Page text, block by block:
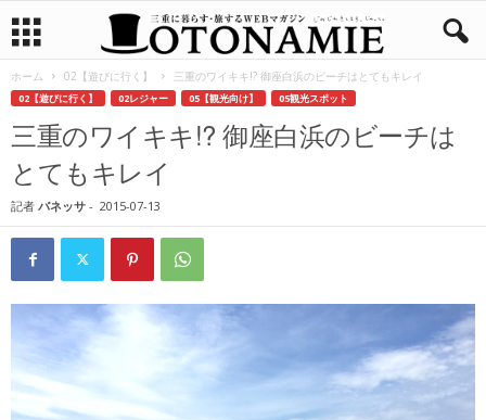
ホーム 02【遊びに行く】 三重のワイキキ!? 御座白浜のビーチはとてもキレイ
02【遊びに行く】 02レジャー 05【観光向け】 05観光スポット
三重のワイキキ!? 御座白浜のビーチは
とてもキレイ
記者 バネッサ - 2015-07-13